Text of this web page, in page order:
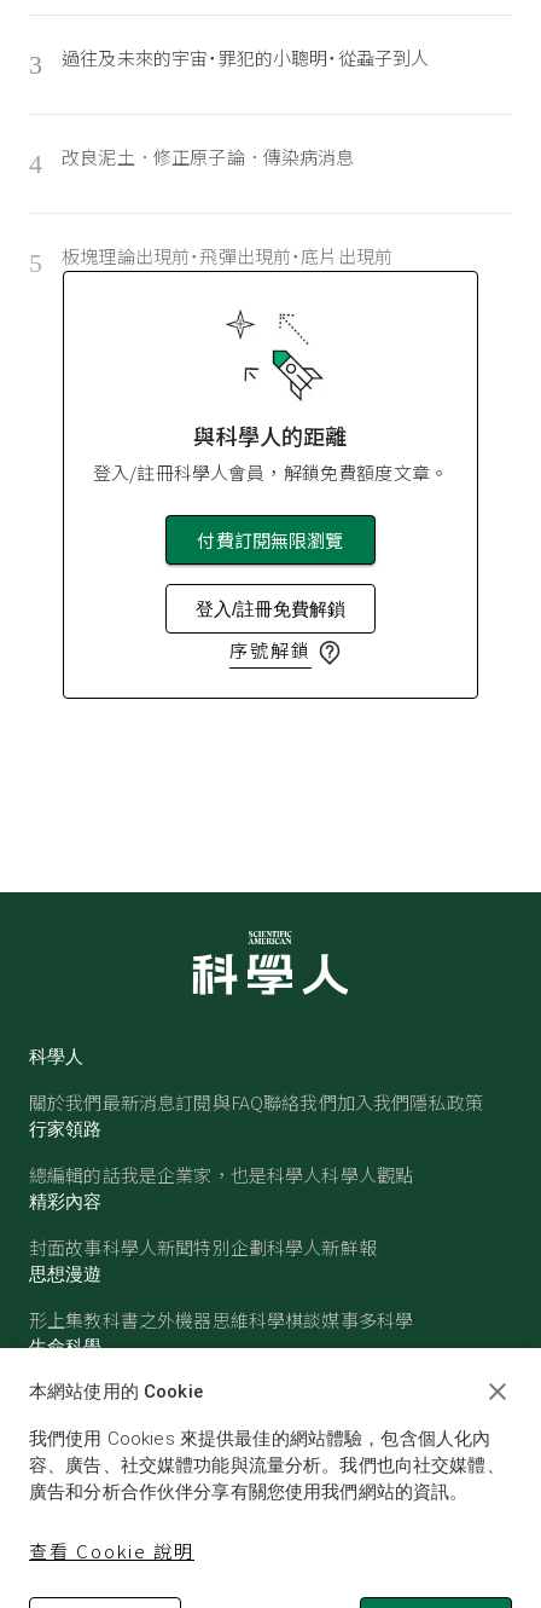
3 過往及未來的宇宙˙罪犯的小聰明˙從蝨子到人
4 改良泥土．修正原子論．傳染病消息
5 板塊理論出現前˙飛彈出現前˙底片出現前
與科學人的距離
登入/註冊科學人會員，解鎖免費額度文章。
付費訂閱無限瀏覽
登入/註冊免費解鎖
序號解鎖
科學人
關於我們最新消息訂閱與FAQ聯絡我們加入我們隱私政策
行家領路
總編輯的話我是企業家，也是科學人科學人觀點
精彩內容
封面故事科學人新聞特別企劃科學人新鮮報
思想漫遊
形上集教科書之外機器思維科學棋談媒事多科學
生命科學
醫學古生物心理學生態學
物理 化學地球科學天文
本網站使用的 Cookie
我們使用 Cookies 來提供最佳的網站體驗，包含個人化內
容、廣告、社交媒體功能與流量分析。我們也向社交媒體、
廣告和分析合作伙伴分享有關您使用我們網站的資訊。
查看 Cookie 說明